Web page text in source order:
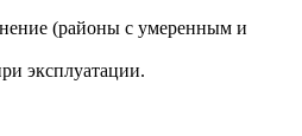
(районы с умеренным и
эксплуатации.